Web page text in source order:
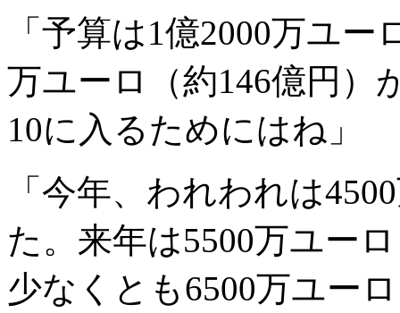
「予算は1億2000万ユ
万ユーロ（約146億円）
10に入るためにはね」
「今年、われわれは
た。来年は5500万ユー
少なくとも6500万ユー